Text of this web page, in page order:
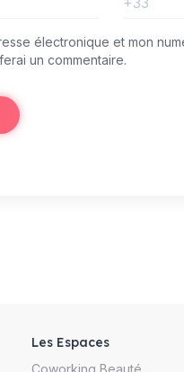
électronique et mon
un commentaire.
Les Espaces
Coworking Beauté